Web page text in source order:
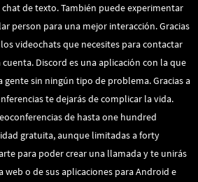
de texto. También puede experimentar
person para una mejor interacción. Gracias
videochats que necesites para contactar
Discord es una aplicación con la que
sin ningún tipo de problema. Gracias a
te dejarás de complicar la vida.
de hasta one hundred
gratuita, aunque limitadas a forty
para poder crear una llamada y te unirás
web o de sus aplicaciones para Android e